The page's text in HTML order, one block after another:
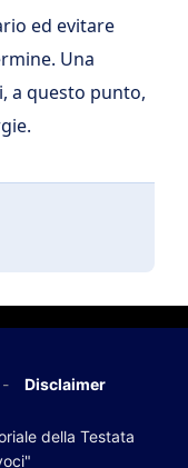
ed evitare
Una
a questo punto,
Disclaimer
della Testata